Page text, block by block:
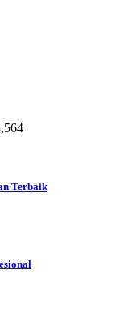
Terbaik